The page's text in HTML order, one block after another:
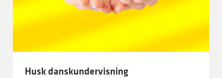
Husk danskundervisning